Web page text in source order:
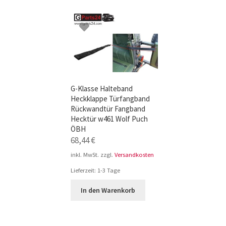
TOP-Seller: G-Klasse Trittbretter schwarz für
Impressum
G-Klasse Halteband
Heckklappe Türfangband
Rückwandtür Fangband
Hecktür w461 Wolf Puch
ÖBH
68,44€
inkl. MwSt. zzgl.Versandkosten
Lieferzeit: 1-3 Tage
In den Warenkorb